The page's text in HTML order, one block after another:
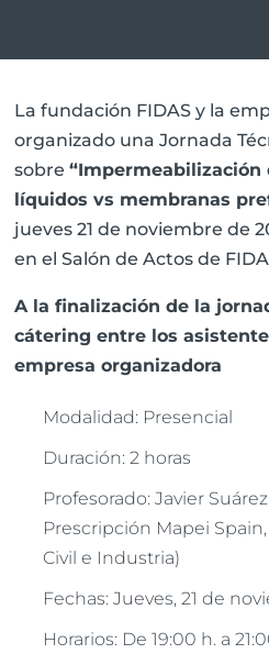
La fundación FIDAS y la
organizado una Jornada
sobre“Impermeabilización
líquidos vs membranas
jueves 21 de noviembre de
en el Salón de Actos de
A la finalización de la
cátering entre los
empresa organizadora
Modalidad: Presencial
Duración: 2 horas
Profesorado: Javier
Prescripción Mapei
Civil e Industria)
Fechas: Jueves, 21 de
Horarios: De 19:00 h. a